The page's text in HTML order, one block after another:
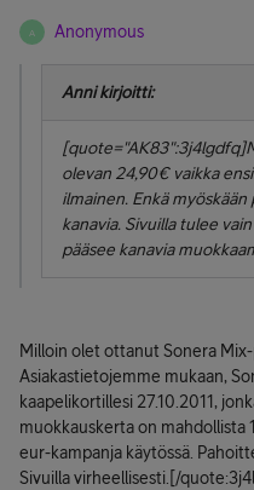
A Anonymous
Anni kirjoitti:
olevan 24,90€ vaikka
ilmainen. Enkä
kanavia. Sivuilla tulee
pääsee kanavia
Milloin olet ottanut Sonera
Asiakastietojemme mukaan,
kaapelikortillesi 27.10.2011,
muokkauskerta on mahdollista
eur-kampanja käytössä.
Sivuilla virheellisesti.[/